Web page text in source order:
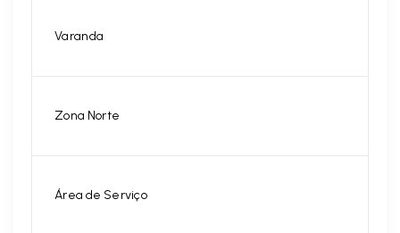
Varanda
Zona Norte
Área de Serviço